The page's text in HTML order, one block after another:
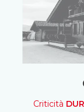
Criticità